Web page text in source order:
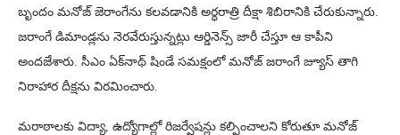
బృందం మనోజ్ జెరాంగేను కలవడానికి అర్ధరాత్రి దీక్షా శిబిరానికి చేరుకున్నారు.
జరాంగే డిమాండ్లను నెరవేరుస్తున్నట్లు ఆర్డినెన్స్ జారీ చేస్తూ ఆ కాపీని
అందజేశారు. సీఎం ఏక్‌నాథ్ షిండే సమక్షంలో మనోజ్ జరాంగే జ్యూస్ తాగి
నిరాహార దీక్షను విరమించారు.
మరాఠాలకు విద్యా, ఉద్యోగాల్లో రిజర్వేషన్లు కల్పించాలని కోరుతూ మనోజ్‌